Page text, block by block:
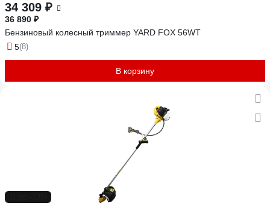
34 309 ₽
36 890 ₽
Бензиновый колесный триммер YARD FOX 56WT
5(8)
В корзину